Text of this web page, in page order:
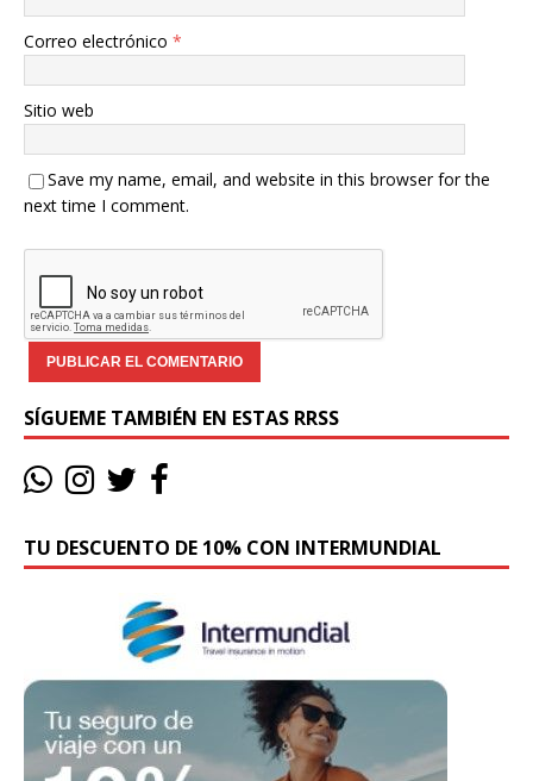
Correo electrónico *
Sitio web
Save my name, email, and website in this browser for the
next time I comment.
SÍGUEME TAMBIÉN EN ESTAS RRSS
TU DESCUENTO DE 10% CON INTERMUNDIAL